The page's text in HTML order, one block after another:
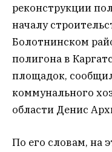
реконструкции
началу
Болотнинском
полигона в
площадок,
коммунального
области Денис
По его словам, на